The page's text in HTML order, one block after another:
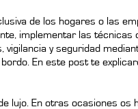
de los hogares o las
implementar las
y seguridad
En este post te
lujo. En otras ocasiones